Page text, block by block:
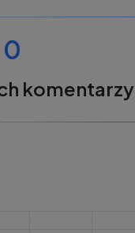
0
komentarzy